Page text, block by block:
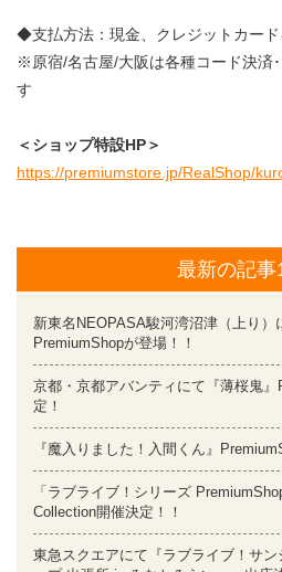
◆支払方法：現金、クレジットカー
※原宿/名古屋/大阪は各種コード決済
す
＜ショップ特設HP＞
https://premiumstore.jp/RealShop/
最新の記事
新東名NEOPASA駿河湾沼津（上り）
PremiumShopが登場！！
京都・京都アバンティにて『薄桜鬼
定！
『魔入りました！入間くん』
「ラブライブ！シリーズ
Collection開催決定！！
東急スクエアにて『ラブライブ！サ